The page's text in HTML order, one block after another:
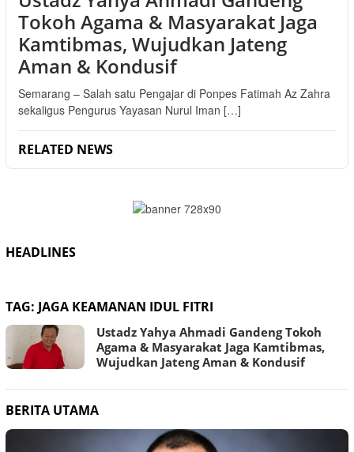
Tokoh Agama & Masyarakat Jaga
Kamtibmas, Wujudkan Jateng
Aman & Kondusif
Semarang – Salah satu Pengajar di Ponpes Fatimah Az Zahra
sekaligus Pengurus Yayasan Nurul Iman […]
RELATED NEWS
HEADLINES
TAG: JAGA KEAMANAN IDUL FITRI
Ustadz Yahya Ahmadi Gandeng Tokoh
Agama & Masyarakat Jaga Kamtibmas,
Wujudkan Jateng Aman & Kondusif
BERITA UTAMA